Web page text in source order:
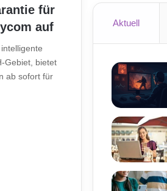
für
auf
Gebiet, bietet
ab sofort für
Aktuell